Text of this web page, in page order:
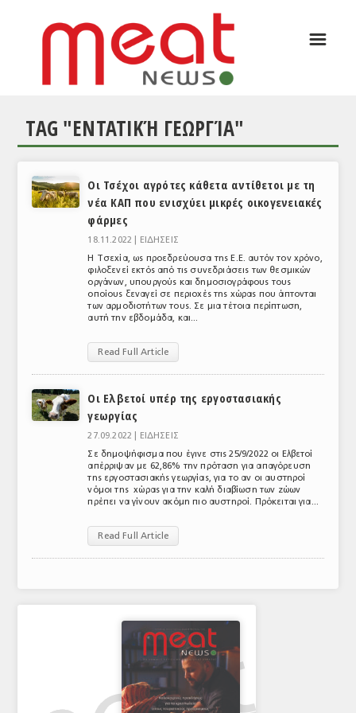
ΕΙΔΗΣΕΙΣ
ΘΕΜΑΤΑ
ΕΥΡΩΠΑΪΚΕΣ ΑΠΟΦΑΣΕΙΣ
ΕΜΠΟΡΙΚΟΣ ΚΑΤΑΛΟΓΟΣ
ΕΛΛΗΝΙΚΗ ΝΟΜΟΘΕΣΙΑ
ΕΥΡΩΠΑΪΚΗ ΝΟΜΟΘΕΣΙΑ
☰
TAG "ΕΝΤΑΤΙΚΉ ΓΕΩΡΓΊΑ"
Οι Τσέχοι αγρότες κάθετα αντίθετοι με τη
νέα ΚΑΠ που ενισχύει μικρές οικογενειακές
φάρμες
18.11.2022 |
ΕΙΔΗΣΕΙΣ
Η Τσεχία, ως προεδρεύουσα της Ε.Ε. αυτόν τον χρόνο,
φιλοξενεί εκτός από τις συνεδριάσεις των θεσμικών
οργάνων, υπουργούς και δημοσιογράφους τους
οποίους ξεναγεί σε περιοχές της χώρας που άπτονται
των αρμοδιοτήτων τους. Σε μια τέτοια περίπτωση,
αυτή την εβδομάδα, και...
Read Full Article
Οι Ελβετοί υπέρ της εργοστασιακής
γεωργίας
27.09.2022 |
ΕΙΔΗΣΕΙΣ
Σε δημοψήφισμα που έγινε στις 25/9/2022 οι Ελβετοί
απέρριψαν με 62,86% την πρόταση για απαγόρευση
της εργοστασιακής γεωργίας, για το αν οι αυστηροί
νόμοι της χώρας για την καλή διαβίωση των ζώων
πρέπει να γίνουν ακόμη πιο αυστηροί. Πρόκειται για...
Read Full Article